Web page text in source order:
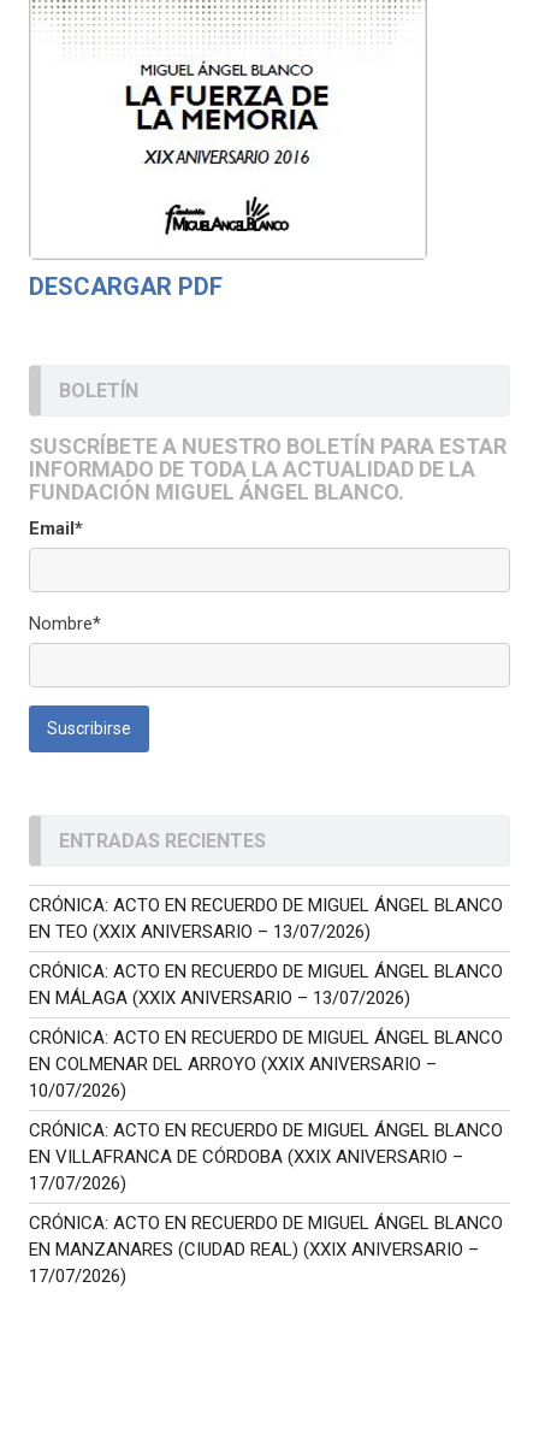
DESCARGAR PDF
BOLETÍN
SUSCRÍBETE A NUESTRO BOLETÍN PARA ESTAR
INFORMADO DE TODA LA ACTUALIDAD DE LA
FUNDACIÓN MIGUEL ÁNGEL BLANCO.
Email*
Nombre*
ENTRADAS RECIENTES
CRÓNICA: ACTO EN RECUERDO DE MIGUEL ÁNGEL BLANCO
EN TEO (XXIX ANIVERSARIO – 13/07/2026)
CRÓNICA: ACTO EN RECUERDO DE MIGUEL ÁNGEL BLANCO
EN MÁLAGA (XXIX ANIVERSARIO – 13/07/2026)
CRÓNICA: ACTO EN RECUERDO DE MIGUEL ÁNGEL BLANCO
EN COLMENAR DEL ARROYO (XXIX ANIVERSARIO –
10/07/2026)
CRÓNICA: ACTO EN RECUERDO DE MIGUEL ÁNGEL BLANCO
EN VILLAFRANCA DE CÓRDOBA (XXIX ANIVERSARIO –
17/07/2026)
CRÓNICA: ACTO EN RECUERDO DE MIGUEL ÁNGEL BLANCO
EN MANZANARES (CIUDAD REAL) (XXIX ANIVERSARIO –
17/07/2026)